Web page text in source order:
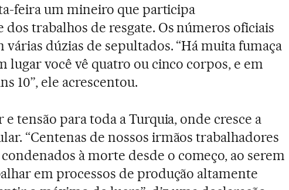
feira um mineiro que participa
trabalhos de resgate. Os números oficiais
várias dúzias de sepultados. “Há muita fumaça
lugar você vê quatro ou cinco corpos, e em
10”, ele acrescentou.
e tensão para toda a Turquia, onde cresce a
“Centenas de nossos irmãos trabalhadores
à morte desde o começo, ao serem
em processos de produção altamente